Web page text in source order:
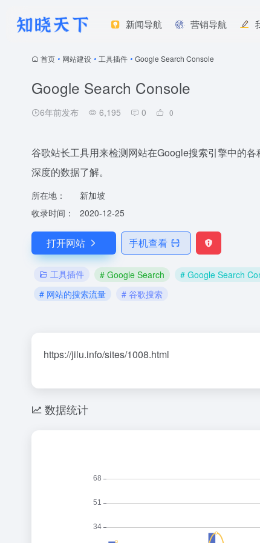
新闻导航 营销导航
首页 • 网站建设 • 工具插件 • Google Search Console
Google Search Console
6年前发布 6,195 0 0
谷歌站长工具用来检测网站在Google搜索引擎中的
深度的数据了解。
所在地：
新加坡
收录时间：
2020-12-25
打开网站 手机查看
工具插件 # Google Search # Google Search
# 网站的搜索流量
# 谷歌搜索
https://jilu.info/sites/1008.html
数据统计